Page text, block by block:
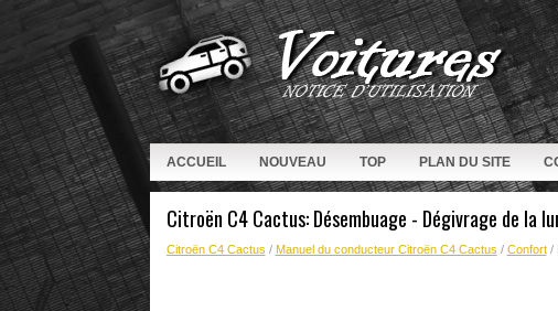
ACCUEIL NOUVEAU TOP PLAN DU SITE
Citroën C4 Cactus: Désembuage - Dégivrage de la
Citroën C4 Cactus / Manuel du conducteur Citroën C4 Cactus / Confort/